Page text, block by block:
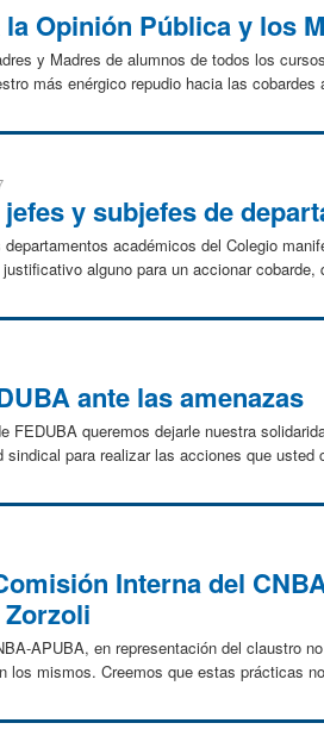
Opinión Pública y los
y Madres de alumnos de todos los
más enérgico repudio hacia las cobardes
y subjefes de
académicos del Colegio
alguno para un accionar
ante las amenazas
FEDUBA queremos dejarle nuestra
para realizar las acciones que usted
Interna del
APUBA, en representación del claustro
los mismos. Creemos que estas prácticas